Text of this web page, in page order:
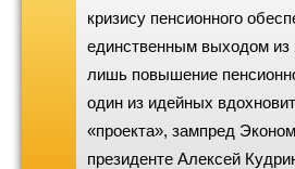
кризису пенсионного
единственным выходом из
лишь повышение
один из идейных
«проекта», зампред
президенте Алексей